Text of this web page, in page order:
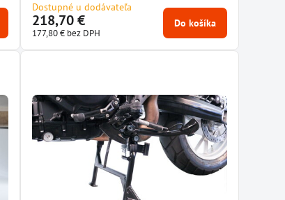
Dostupné u dodávateľa
218,70 €
177,80 € bez DPH
Do košíka